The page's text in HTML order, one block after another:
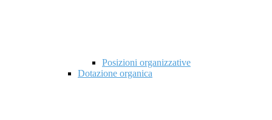
Posizioni organizzative
Dotazione organica